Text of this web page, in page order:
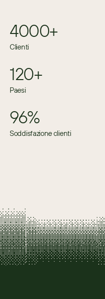
4000+
Clienti
120+
Paesi
96%
Soddisfazione clienti